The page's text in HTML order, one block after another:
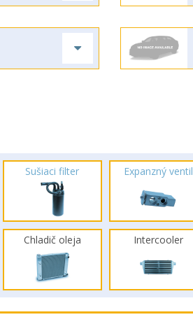
Sušiaci filter Expanzný ventil
Chladič oleja Intercooler